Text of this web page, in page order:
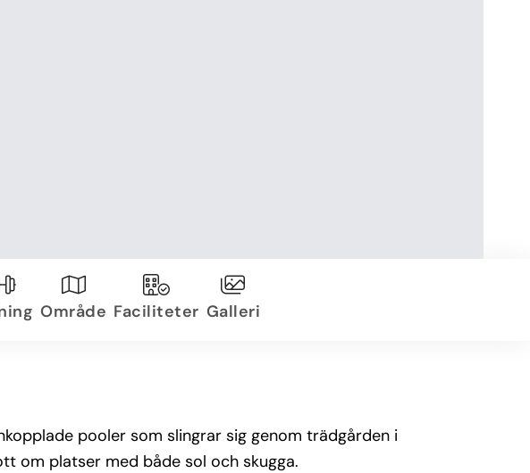
Område Faciliteter Galleri
pooler som slingrar sig genom trädgården i
om platser med både sol och skugga.